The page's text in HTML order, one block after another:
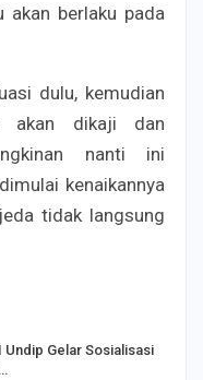
akan berlaku pada
dulu, kemudian
akan dikaji dan
nanti ini
kenaikannya
tidak langsung
Undip Gelar Sosialisasi